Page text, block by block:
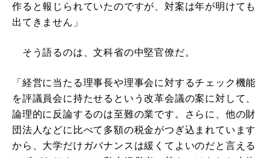
作ると報じられていたのですが、対案は年が明けても
出てきません」
そう語るのは、文科省の中堅官僚だ。
「経営に当たる理事長や理事会に対するチェック機能
を評議員会に持たせるという改革会議の案に対して、
論理的に反論するのは至難の業です。さらに、他の財
団法人などに比べて多額の税金がつぎ込まれています
から、大学だけガバナンスは緩くてよいのだと言える